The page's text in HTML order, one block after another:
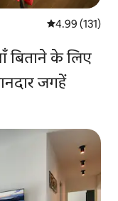
औसत रेटिंग 5 में से
4.99 (131)
बिताने के लिए
जगहें